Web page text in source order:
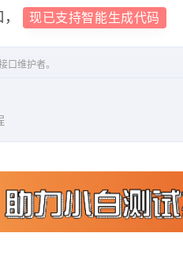
现已支持智能生成代码
口维护者。